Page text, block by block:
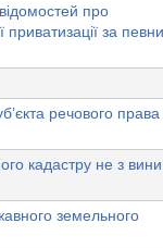
про
за
речового права
кадастру не з вини
земельного